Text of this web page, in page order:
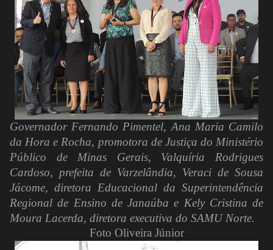
Governador Fernando Pimentel, Ana Maria Camilo
da Hora e Rocha, promotora de Justiça do Ministério
Público de Minas Gerais, Valquíria Rodrigues
Cardoso, prefeita de Varzelândia, Veraci de Sousa
Jácome, diretora Educacional da Superintendência
Regional de Ensino de Janaúba e Kely Cristina de
Moura Lacerda, diretora executiva do SAMU Norte.
Foto Oliveira Júnior